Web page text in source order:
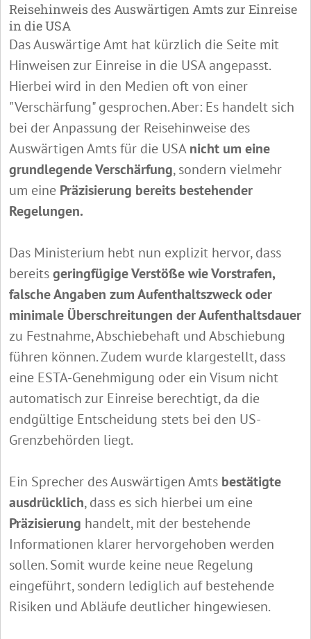
Reisehinweis des Auswärtigen Amts zur Einreise
in die USA
Das Auswärtige Amt hat kürzlich die Seite mit
Hinweisen zur Einreise in die USA angepasst.
Hierbei wird in den Medien oft von einer
"Verschärfung" gesprochen. Aber: Es handelt sich
bei der Anpassung der Reisehinweise des
Auswärtigen Amts für die USAnicht um eine
grundlegende Verschärfung, sondern vielmehr
um eine Präzisierung bereits bestehender
Regelungen.
Das Ministerium hebt nun explizit hervor, dass
bereitsgeringfügige Verstöße wie Vorstrafen,
falsche Angaben zum Aufenthaltszweck oder
minimale Überschreitungen der Aufenthaltsdauer
zu Festnahme, Abschiebehaft und Abschiebung
führen können. Zudem wurde klargestellt, dass
eine ESTA-Genehmigung oder ein Visum nicht
automatisch zur Einreise berechtigt, da die
endgültige Entscheidung stets bei den US-
Grenzbehörden liegt.
Ein Sprecher des Auswärtigen Amts bestätigte
ausdrücklich, dass es sich hierbei um eine
Präzisierung handelt, mit der bestehende
Informationen klarer hervorgehoben werden
sollen. Somit wurde keine neue Regelung
eingeführt, sondern lediglich auf bestehende
Risiken und Abläufe deutlicher hingewiesen.